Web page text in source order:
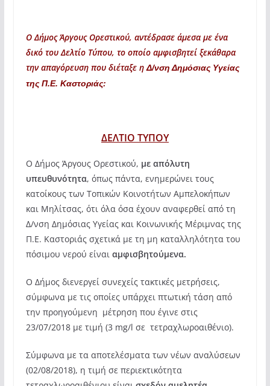
Ο Δήμος Άργους Ορεστικού, αντέδρασε άμεσα με ένα
δικό του Δελτίο Τύπου, το οποίο αμφισβητεί ξεκάθαρα
την απαγόρευση που διέταξε ηΔ/νση Δημόσιας Υγείας
της Π.Ε. Καστοριάς:
ΔΕΛΤΙΟ ΤΥΠΟΥ
Ο Δήμος Άργους Ορεστικού, με απόλυτη
υπευθυνότητα, όπως πάντα, ενημερώνει τους
κατοίκους των Τοπικών Κοινοτήτων Αμπελοκήπων
και Μηλίτσας, ότι όλα όσα έχουν αναφερθεί από τη
Δ/νση Δημόσιας Υγείας και Κοινωνικής Μέριμνας της
Π.Ε. Καστοριάς σχετικά με τη μη καταλληλότητα του
πόσιμου νερού είναι αμφισβητούμενα.
Ο Δήμος διενεργεί συνεχείς τακτικές μετρήσεις,
σύμφωνα με τις οποίες υπάρχει πτωτική τάση από
την προηγούμενη μέτρηση που έγινε στις
23/07/2018 με τιμή (3 mg/l σε τετραχλωροαιθένιο).
Σύμφωνα με τα αποτελέσματα των νέων αναλύσεων
(02/08/2018), η τιμή σε περιεκτικότητα